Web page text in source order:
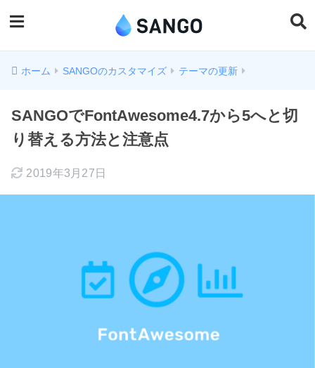
ホーム SANGOのカスタマイズ テーマの更新
SANGOでFontAwesome4.7から5へと切
り替える方法と注意点
2019年3月27日